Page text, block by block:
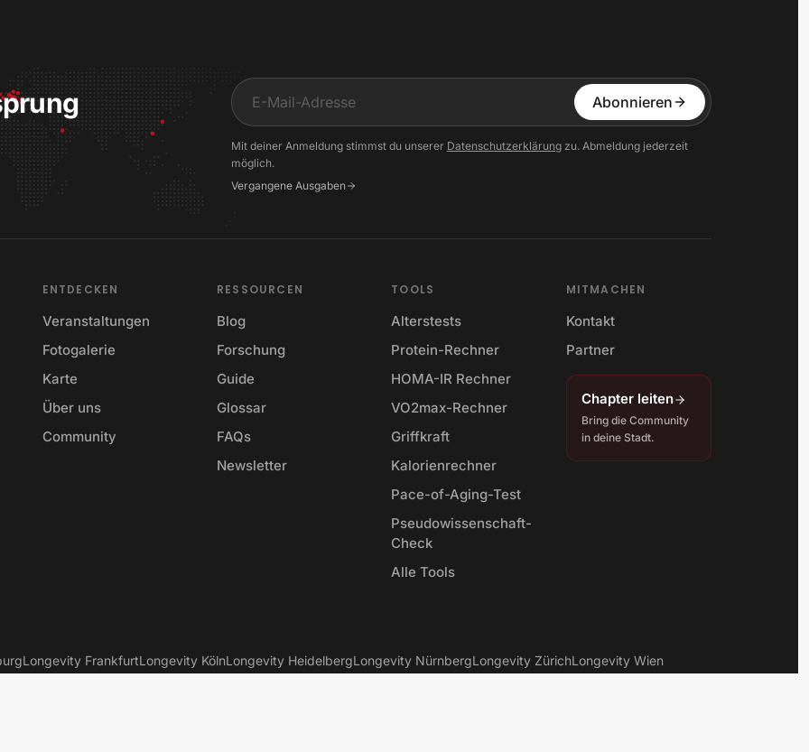
Input Abonnieren
Mit deiner Anmeldung stimmst du unserer Datenschutzerklärung zu. Abmeldung jederzeit
möglich.
Vergangene Ausgaben
ENTDECKEN
Veranstaltungen
Fotogalerie
Karte
Über uns
Community
RESSOURCEN
Blog
Forschung
Guide
Glossar
FAQs
Newsletter
TOOLS
Alterstests
Protein-Rechner
HOMA-IR Rechner
VO2max-Rechner
Griffkraft
Kalorienrechner
Pace-of-Aging-Test
Pseudowissenschaft-
Check
Alle Tools
MITMACHEN
Kontakt
Partner
Chapter leiten
Bring die Community
in deine Stadt.
Longevity FrankfurtLongevity KölnLongevity HeidelbergLongevity NürnbergLongevity ZürichLongevity Wien